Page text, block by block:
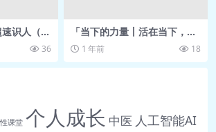
识人（抢
36
「当下的力量丨活在当下，拥
抱真正的自我」-喜马拉雅
1 年前 18
课堂 个人成长 中医 人工智能AI